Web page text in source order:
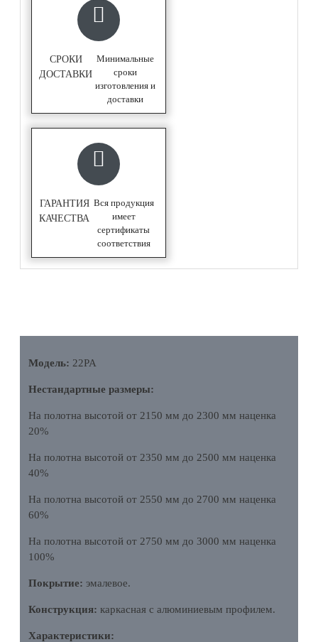
СРОКИ
ДОСТАВКИ
Минимальные
сроки
изготовления и
доставки
ГАРАНТИЯ
КАЧЕСТВА
Вся продукция
имеет
сертификаты
соответствия
Модель: 22PA
Нестандартные размеры:
На полотна высотой от 2150 мм до 2300 мм наценка
20%
На полотна высотой от 2350 мм до 2500 мм наценка
40%
На полотна высотой от 2550 мм до 2700 мм наценка
60%
На полотна высотой от 2750 мм до 3000 мм наценка
100%
Покрытие: эмалевое.
Конструкция: каркасная с алюминиевым профилем.
Характеристики: